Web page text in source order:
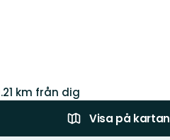
km från dig
Visa på kartan